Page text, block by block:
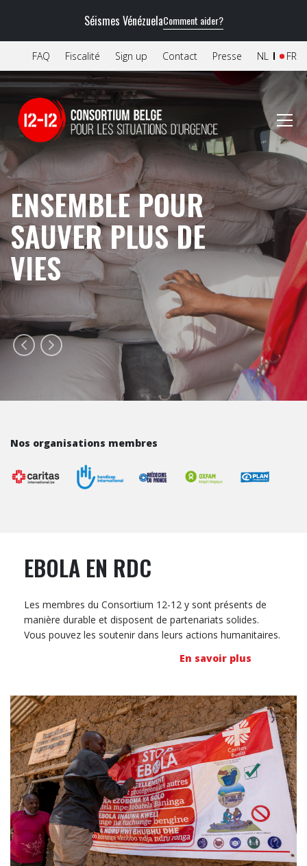
Séismes VénézuelaComment aider?
FAQ Fiscalité Sign up Contact Presse FR
NL
ENSEMBLE POUR
SAUVER PLUS DE
VIES
Nos organisations membres
EBOLA EN RDC
Les membres du Consortium 12-12 y sont présents de
manière durable et disposent de partenariats solides.
Vous pouvez les soutenir dans leurs actions humanitaires.
En savoir plus